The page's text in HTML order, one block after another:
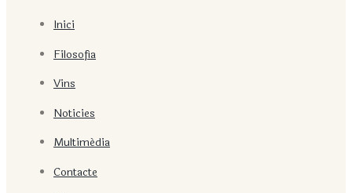
Inici
Filosofía
Vins
Noticies
Multimédia
Contacte